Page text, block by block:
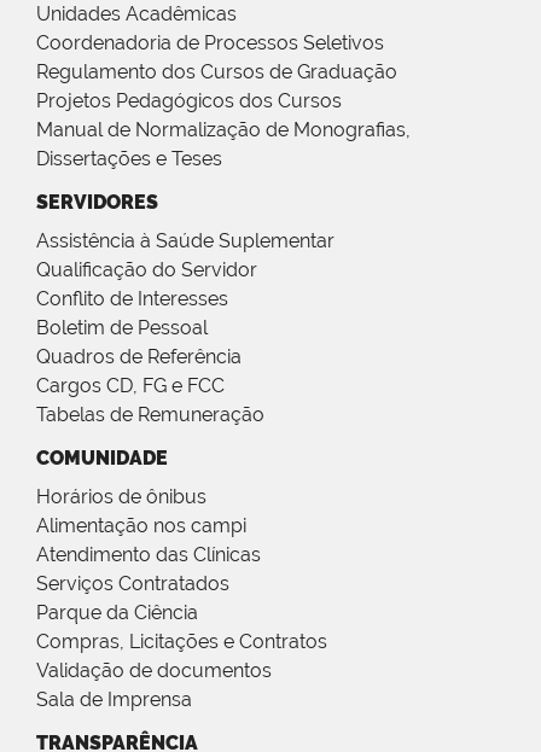
Unidades Acadêmicas
Coordenadoria de Processos Seletivos
Regulamento dos Cursos de Graduação
Projetos Pedagógicos dos Cursos
Manual de Normalização de Monografias,
Dissertações e Teses
SERVIDORES
Assistência à Saúde Suplementar
Qualificação do Servidor
Conflito de Interesses
Boletim de Pessoal
Quadros de Referência
Cargos CD, FG e FCC
Tabelas de Remuneração
COMUNIDADE
Horários de ônibus
Alimentação nos campi
Atendimento das Clínicas
Serviços Contratados
Parque da Ciência
Compras, Licitações e Contratos
Validação de documentos
Sala de Imprensa
TRANSPARÊNCIA